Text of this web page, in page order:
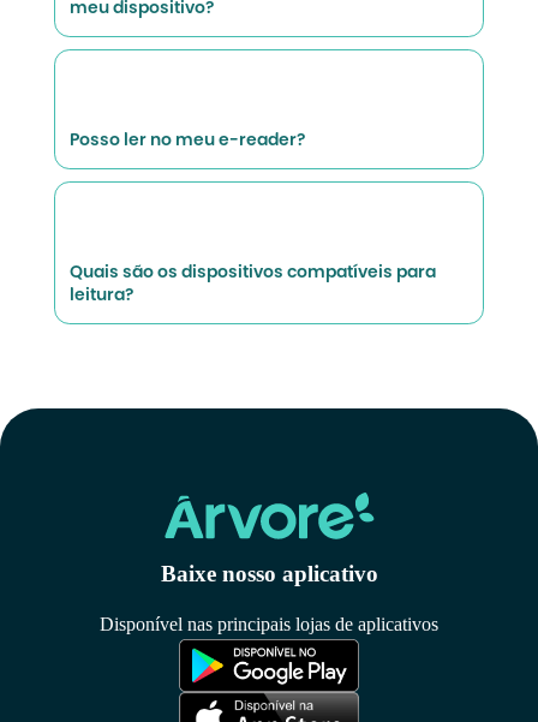
meu dispositivo?
Posso ler no meu e-reader?
Quais são os dispositivos compatíveis para
leitura?
Baixe nosso aplicativo
Disponível nas principais lojas de aplicativos